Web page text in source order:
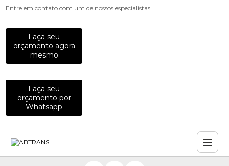
Entre em contato com um de nossos especialistas!
Faça seu
orçamento agora
mesmo
Faça seu
orçamento por
Whatsapp